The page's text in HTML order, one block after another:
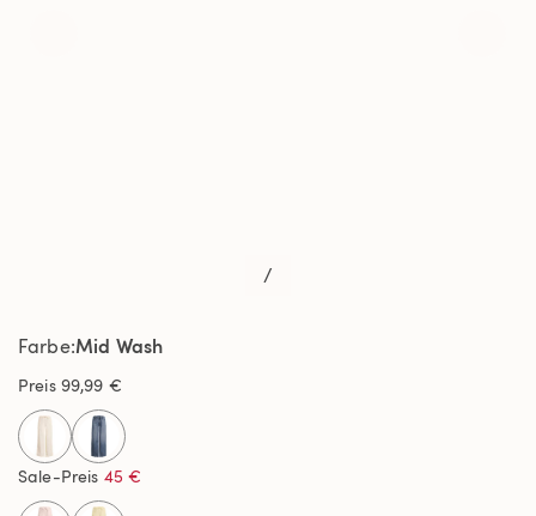
/
FarbeMid Wash
Preis 99,99 €
selected
Sale-Preis 45 €